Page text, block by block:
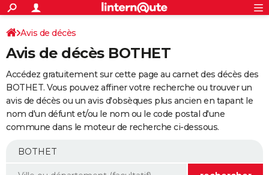
ACTUALITÉS
Politique
Société
Faits Divers
Education
Monde
Villes
+
SPORT
Coupe du monde 2026
Football
Tennis
Cyclisme
Rugby
Forum
Programme TV
TNT
Streaming
Cinéma
Sorties cinéma
Musique
+
FINANCE
Retraite
Epargne
Immobilier
Risques naturels par ville
Banque
Assurance
AUTO
Essais
Réserver un essai
Citadines
Berlines
SUV
Forum auto
+
Mobiles
Meilleur smartphone
Internet
Ordinateurs
Jeux vidéo
Guide high-tech
Avis de décès
Avis de décès BOTHET
Accédez gratuitement sur cette page au carnet des décès des
BOTHET. Vous pouvez affiner votre recherche ou trouver un
avis de décès ou un avis d'obsèques plus ancien en tapant le
nom d'un défunt et/ou le nom ou le code postal d'une
commune dans le moteur de recherche ci-dessous.